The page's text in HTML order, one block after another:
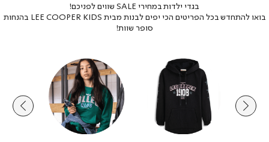
בגדי ילדות במחירי SALE שווים לפניכם!
בואו להתחדש בכל הפריטים הכי יפים לבנות מבית LEE COOPER KIDS בהנחות
סופר שוות!